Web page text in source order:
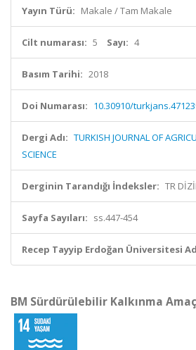
Yayın Türü: Makale / Tam Makale
Cilt numarası: 5 Sayı: 4
Basım Tarihi: 2018
Doi Numarası: 10.30910/
Dergi Adı: TURKISH JOURNAL OF
SCIENCE
Derginin Tarandığı İndeksler: TR
Sayfa Sayıları: ss.447-454
Recep Tayyip Erdoğan Üniversitesi
BM Sürdürülebilir Kalkınma